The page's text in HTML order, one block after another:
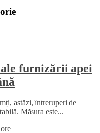
furnizării apei
astăzi, întreruperi de
Măsura este...